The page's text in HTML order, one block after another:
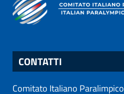
CONTATTI
Comitato Italiano Paralimpico